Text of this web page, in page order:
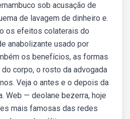
sob acusação de
de lavagem de dinheiro e.
os efeitos colaterais do
anabolizante usado por
os benefícios, as formas
corpo, o rosto da advogada
Veja o antes e o depois da
Web — deolane bezerra, hoje
mais famosas das redes